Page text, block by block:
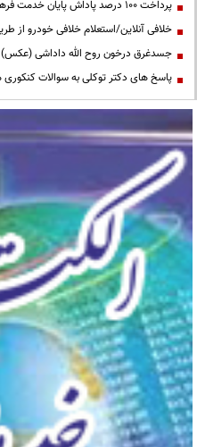
پرداخت ۱۰۰ درصد پاداش پایان خدمت فرهنگیان
خلافی آنلاین/استعلام خلافی خودرو از
جسدغرق درخون روح الله داداشی (عکس)
پاسخ های دکتر توکلی به سوالات کنکوری